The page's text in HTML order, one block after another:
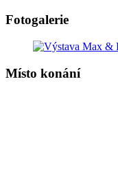
Fotogalerie
Místo konání